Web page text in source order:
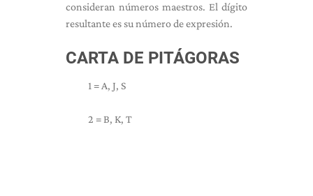
consideran números maestros. El dígito
resultante es su número de expresión.
CARTA DE PITÁGORAS
1 = A, J, S
2 = B, K, T